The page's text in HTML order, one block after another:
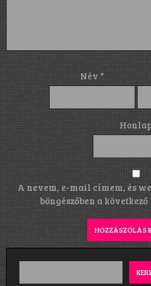
Név *
A nevem, e-mail címem, és
böngészőben a